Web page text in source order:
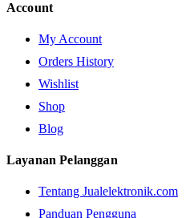
Account
My Account
Orders History
Wishlist
Shop
Blog
Layanan Pelanggan
Tentang Jualelektronik.com
Panduan Pengguna